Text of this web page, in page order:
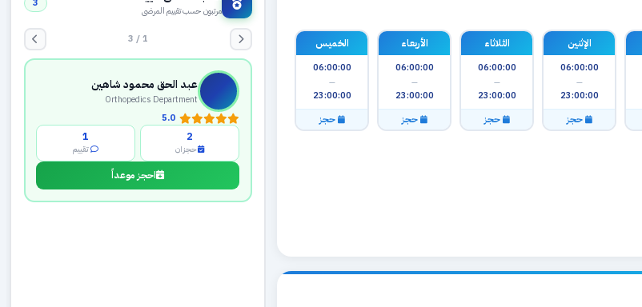
الإثنين
06:00:00
—
23:00:00
حجز
الثلاثاء
06:00:00
—
23:00:00
حجز
الأربعاء
06:00:00
—
23:00:00
حجز
الخميس
06:00:00
—
23:00:00
حجز
مرتبون حسب تقييم المرضى
1 / 3
عبد الحق محمود شاهين
Orthopedics Department
5.0
2
حجزان
1
تقييم
احجز موعداً